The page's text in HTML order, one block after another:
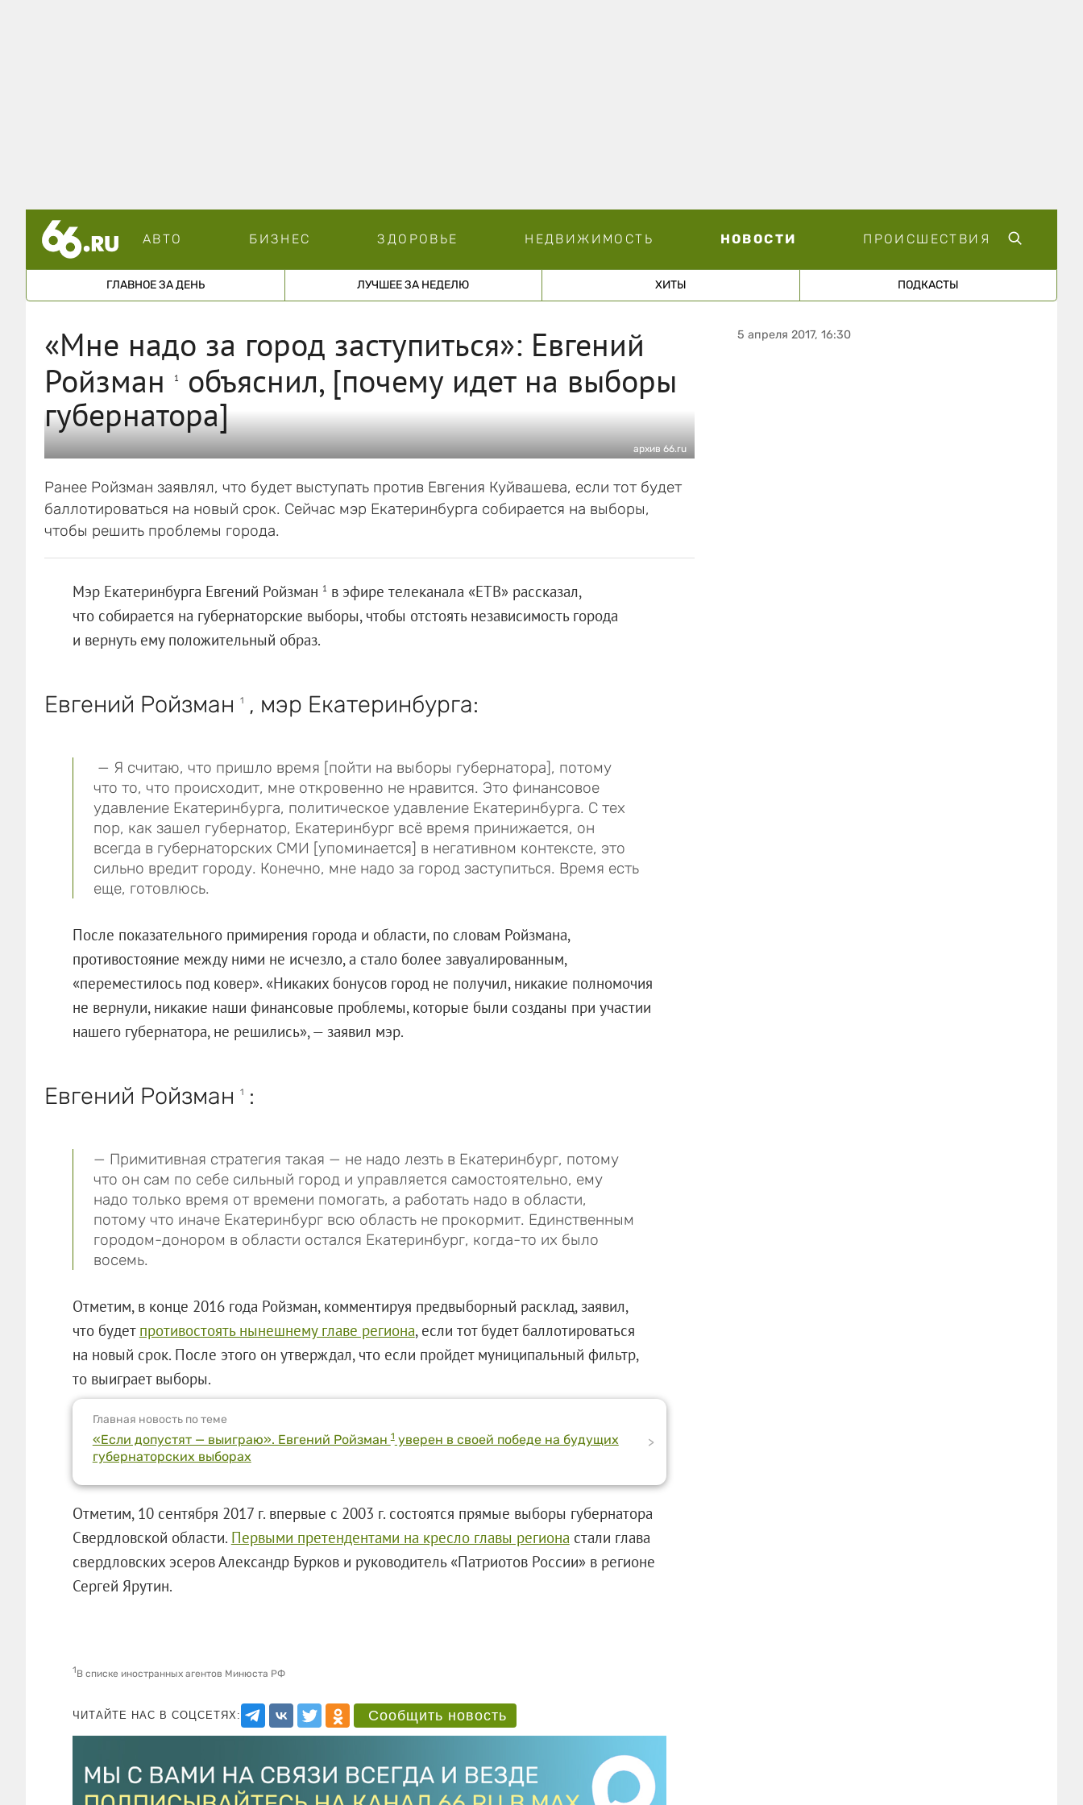
АВТО БИЗНЕС ЗДОРОВЬЕ НЕДВИЖИМОСТЬ НОВОСТИ ПРОИСШЕСТВИЯ
ГЛАВНОЕ ЗА ДЕНЬ ЛУЧШЕЕ ЗА НЕДЕЛЮ ХИТЫ ПОДКАСТЫ
«Мне надо за город заступиться»: Евгений
Ройзман
1
объяснил, [почему идет на выборы
губернатора]
архив 66.ru
Ранее Ройзман заявлял, что будет выступать против Евгения Куйвашева, если тот будет
баллотироваться на новый срок. Сейчас мэр Екатеринбурга собирается на выборы,
чтобы решить проблемы города.
Мэр Екатеринбурга Евгений Ройзман 1 в эфире телеканала «ЕТВ» рассказал,
что собирается на губернаторские выборы, чтобы отстоять независимость города
и вернуть ему положительный образ.
Евгений Ройзман 1, мэр Екатеринбурга:
— Я считаю, что пришло время [пойти на выборы губернатора], потому
что то, что происходит, мне откровенно не нравится. Это финансовое
удавление Екатеринбурга, политическое удавление Екатеринбурга. С тех
пор, как зашел губернатор, Екатеринбург всё время принижается, он
всегда в губернаторских СМИ [упоминается] в негативном контексте, это
сильно вредит городу. Конечно, мне надо за город заступиться. Время есть
еще, готовлюсь.
После показательного примирения города и области, по словам Ройзмана,
противостояние между ними не исчезло, а стало более завуалированным,
«переместилось под ковер». «Никаких бонусов город не получил, никакие полномочия
не вернули, никакие наши финансовые проблемы, которые были созданы при участии
нашего губернатора, не решились», — заявил мэр.
Евгений Ройзман 1:
— Примитивная стратегия такая — не надо лезть в Екатеринбург, потому
что он сам по себе сильный город и управляется самостоятельно, ему
надо только время от времени помогать, а работать надо в области,
потому что иначе Екатеринбург всю область не прокормит. Единственным
городом-донором в области остался Екатеринбург, когда-то их было
восемь.
Отметим, в конце 2016 года Ройзман, комментируя предвыборный расклад, заявил,
что будет противостоять нынешнему главе региона, если тот будет баллотироваться
на новый срок. После этого он утверждал, что если пройдет муниципальный фильтр,
то выиграет выборы.
Главная новость по теме
«Если допустят — выиграю». Евгений Ройзман1уверен в своей победе на будущих
губернаторских выборах
>
Отметим, 10 сентября 2017 г. впервые с 2003 г. состоятся прямые выборы губернатора
Свердловской области. Первыми претендентами на кресло главы региона стали глава
свердловских эсеров Александр Бурков и руководитель «Патриотов России» в регионе
Сергей Ярутин.
1В списке иностранных агентов Минюста РФ
ЧИТАЙТЕ НАС В СОЦСЕТЯХ: Сообщить новость
5 апреля 2017, 16:30